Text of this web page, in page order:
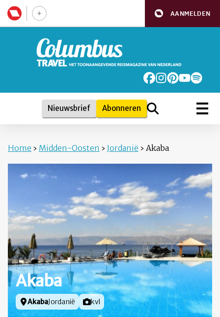
AANMELDEN
Nieuwsbrief Abonneren
Home › Midden-Oosten › Jordanië › Akaba
Akaba
Locatie
AkabaJordanië Foto door
kvl